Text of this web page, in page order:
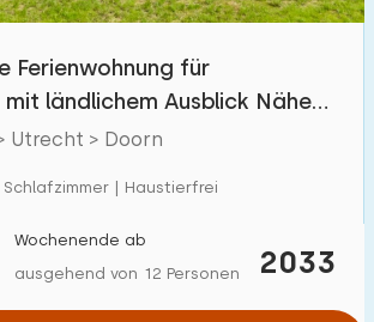
Ferienwohnung für
mit ländlichem Ausblick Nähe
Utrecht > Doorn
Schlafzimmer | Haustierfrei
2033
Wochenende ab
ausgehend von 12 Personen